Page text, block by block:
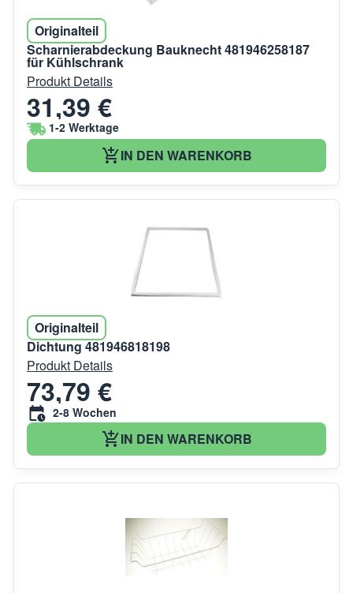
Originalteil
Scharnierabdeckung Bauknecht 481946258187
für Kühlschrank
Produkt Details
31,39 €
1-2 Werktage
IN DEN WARENKORB
Originalteil
Dichtung 481946818198
Produkt Details
73,79 €
2-8 Wochen
IN DEN WARENKORB